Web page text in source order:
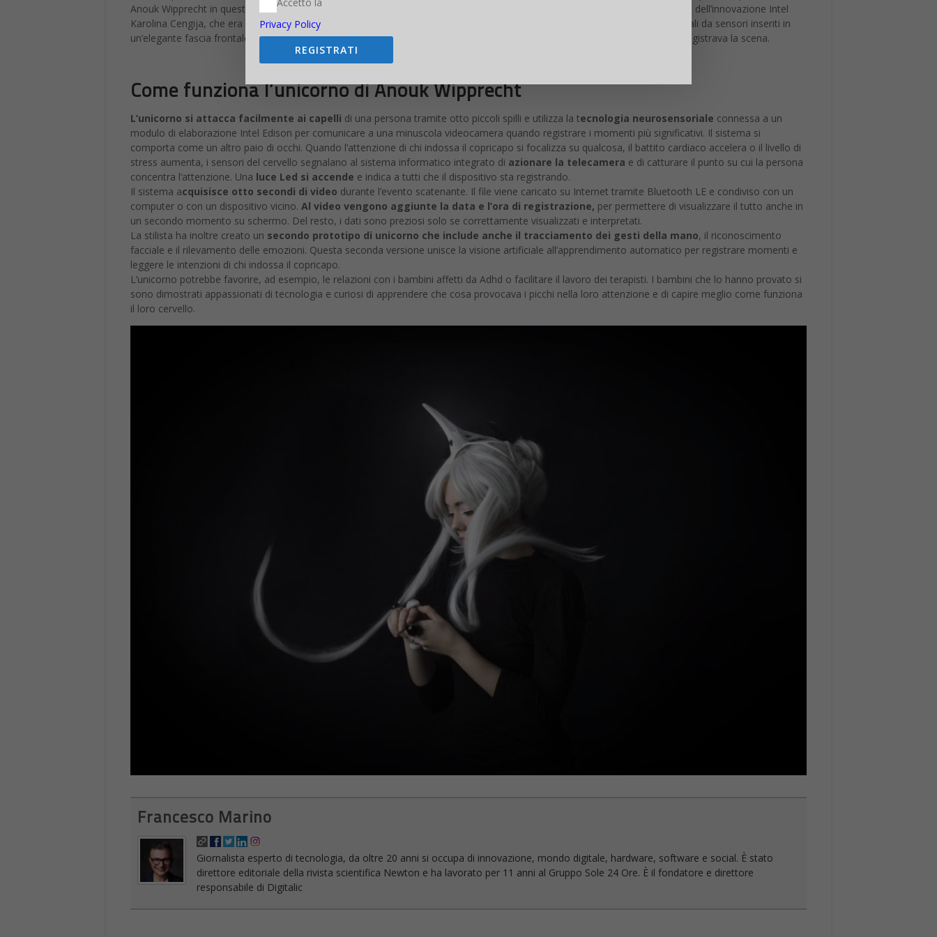
Anouk Wipprecht in questo campo è avvenuto nel 2014, quando ha creato il Synapse Dress in collaborazione con l’ingegnere dell’innovazione Intel
Karolina Cengija, che era interessata all’elaborazione di biosegnali wireless. Quel vestito acquisiva i segnali delle onde cerebrali da sensori inseriti in
un’elegante fascia frontale. Se chi indossava l’abito si emozionava o si spaventava, una telecamera incorporata nel vestito registrava la scena.
Come funziona l’unicorno di Anouk Wipprecht
L’unicorno si attacca facilmente ai capelli di una persona tramite otto piccoli spilli e utilizza la tecnologia neurosensoriale connessa a un
modulo di elaborazione Intel Edison per comunicare a una minuscola videocamera quando registrare i momenti più significativi. Il sistema si
comporta come un altro paio di occhi. Quando l’attenzione di chi indossa il copricapo si focalizza su qualcosa, il battito cardiaco accelera o il livello di
stress aumenta, i sensori del cervello segnalano al sistema informatico integrato di azionare la telecamera e di catturare il punto su cui la persona
concentra l’attenzione. Una luce Led si accende e indica a tutti che il dispositivo sta registrando.
Il sistema acquisisce otto secondi di video durante l’evento scatenante. Il file viene caricato su Internet tramite Bluetooth LE e condiviso con un
computer o con un dispositivo vicino. Al video vengono aggiunte la data e l’ora di registrazione, per permettere di visualizzare il tutto anche in
un secondo momento su schermo. Del resto, i dati sono preziosi solo se correttamente visualizzati e interpretati.
La stilista ha inoltre creato un secondo prototipo di unicorno che include anche il tracciamento dei gesti della mano, il riconoscimento
facciale e il rilevamento delle emozioni. Questa seconda versione unisce la visione artificiale all’apprendimento automatico per registrare momenti e
leggere le intenzioni di chi indossa il copricapo.
L’unicorno potrebbe favorire, ad esempio, le relazioni con i bambini affetti da Adhd o facilitare il lavoro dei terapisti. I bambini che lo hanno provato si
sono dimostrati appassionati di tecnologia e curiosi di apprendere che cosa provocava i picchi nella loro attenzione e di capire meglio come funziona
il loro cervello.
Francesco Marino
Giornalista esperto di tecnologia, da oltre 20 anni si occupa di innovazione, mondo digitale, hardware, software e social. È stato
direttore editoriale della rivista scientifica Newton e ha lavorato per 11 anni al Gruppo Sole 24 Ore. È il fondatore e direttore
responsabile di Digitalic
Accetto la
Privacy Policy
REGISTRATI